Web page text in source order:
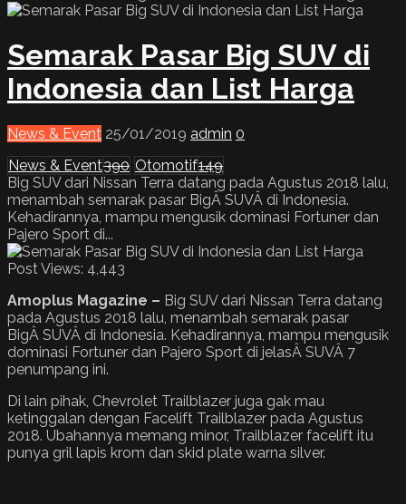
Semarak Pasar Big SUV di
Indonesia dan List Harga
News & Event 25/01/2019 admin 0
News & Event390 Otomotif149
Big SUV dari Nissan Terra datang pada Agustus 2018 lalu,
menambah semarak pasar BigÂ SUVÂ di Indonesia.
Kehadirannya, mampu mengusik dominasi Fortuner dan
Pajero Sport di...
Post Views: 4,443
Amoplus Magazine – Big SUV dari Nissan Terra datang
pada Agustus 2018 lalu, menambah semarak pasar
BigÂ SUVÂ di Indonesia. Kehadirannya, mampu mengusik
dominasi Fortuner dan Pajero Sport di jelasÂ SUVÂ 7
penumpang ini.
Di lain pihak, Chevrolet Trailblazer juga gak mau
ketinggalan dengan Facelift Trailblazer pada Agustus
2018. Ubahannya memang minor, Trailblazer facelift itu
punya gril lapis krom dan skid plate warna silver.